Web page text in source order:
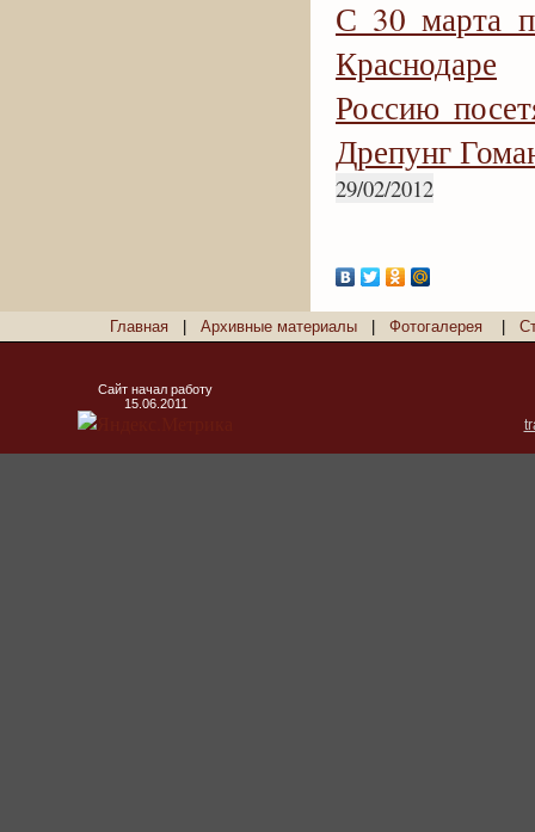
С 30 марта
Краснодаре
Россию
Дрепунг
29/02/2012
Главная Архивные материалы Фотогалерея
Сайт начал работу
15.06.2011